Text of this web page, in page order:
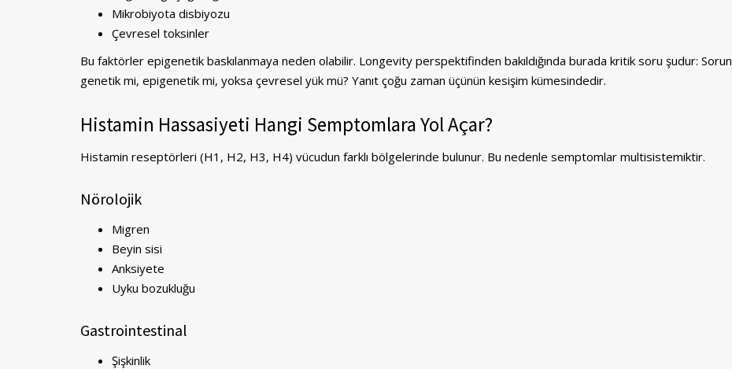
Mikrobiyota disbiyozu
Çevresel toksinler
Bu faktörler epigenetik baskılanmaya neden olabilir. Longevity perspektifinden bakıldığında burada kritik soru şudur: Sorun
genetik mi, epigenetik mi, yoksa çevresel yük mü? Yanıt çoğu zaman üçünün kesişim kümesindedir.
Histamin Hassasiyeti Hangi Semptomlara Yol Açar?
Histamin reseptörleri (H1, H2, H3, H4) vücudun farklı bölgelerinde bulunur. Bu nedenle semptomlar multisistemiktir.
Nörolojik
Migren
Beyin sisi
Anksiyete
Uyku bozukluğu
Gastrointestinal
Şişkinlik